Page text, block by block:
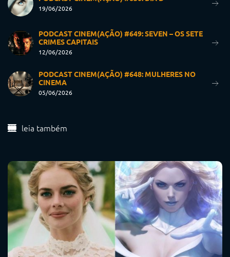
19/06/2026
PODCAST CINEM(AÇÃO) #649: SEVEN – OS SETE
CRIMES CAPITAIS
12/06/2026
PODCAST CINEM(AÇÃO) #648: MULHERES NO
CINEMA
05/06/2026
leia também